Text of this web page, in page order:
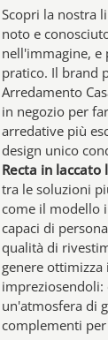
Scopri la nostra
noto e
nell'immagine,
pratico. Il brand
Arredamento
in negozio per
arredative più
design unico
Recta in laccato
tra le soluzioni
come il modello
capaci di
qualità di
genere
impreziosendoli:
un'atmosfera di
complementi